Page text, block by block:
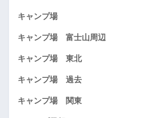
キャンプ場
キャンプ場 富士山周辺
キャンプ場 東北
キャンプ場 過去
キャンプ場 関東